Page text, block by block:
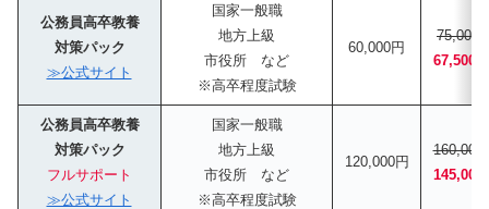
公務員高卒教養
対策パック
≫公式サイト
国家一般職
地方上級
市役所 など
※高卒程度試験
60,000円
75,000
67,5000
公務員高卒教養
対策パック
フルサポート
≫公式サイト
国家一般職
地方上級
市役所 など
※高卒程度試験
120,000円
160,000
145,000